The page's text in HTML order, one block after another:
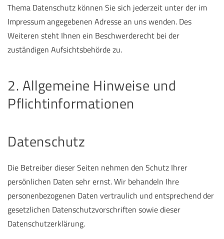
Thema Datenschutz können Sie sich jederzeit unter der im
Impressum angegebenen Adresse an uns wenden. Des
Weiteren steht Ihnen ein Beschwerderecht bei der
zuständigen Aufsichtsbehörde zu.
2. Allgemeine Hinweise und
Pflichtinformationen
Datenschutz
Die Betreiber dieser Seiten nehmen den Schutz Ihrer
persönlichen Daten sehr ernst. Wir behandeln Ihre
personenbezogenen Daten vertraulich und entsprechend der
gesetzlichen Datenschutzvorschriften sowie dieser
Datenschutzerklärung.